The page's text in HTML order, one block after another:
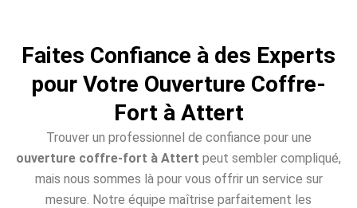
Faites Confiance à des Experts
pour Votre Ouverture Coffre-
Fort à Attert
Trouver un professionnel de confiance pour une
ouverture coffre-fort à Attert peut sembler compliqué,
mais nous sommes là pour vous offrir un service sur
mesure. Notre équipe maîtrise parfaitement les